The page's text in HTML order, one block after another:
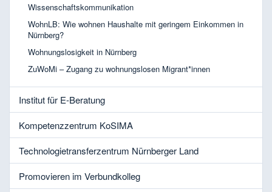
Wissenschaftskommunikation
WohnLB: Wie wohnen Haushalte mit geringem Einkommen in
Nürnberg?
Wohnungslosigkeit in Nürnberg
ZuWoMi – Zugang zu wohnungslosen Migrant*innen
Institut für E-Beratung
Kompetenzzentrum KoSIMA
Technologietransferzentrum Nürnberger Land
Promovieren im Verbundkolleg